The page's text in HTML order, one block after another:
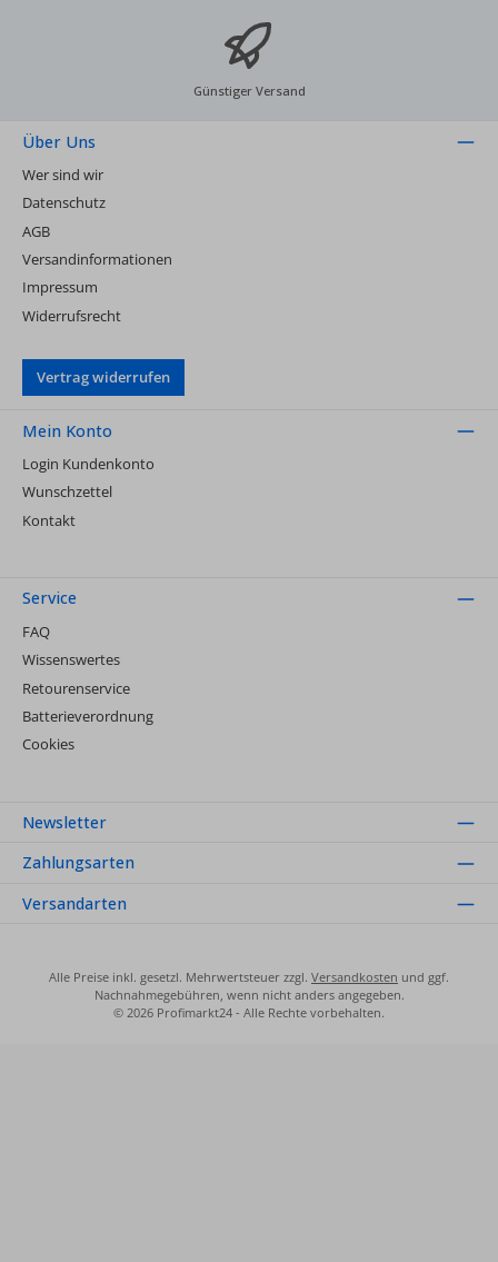
Günstiger Versand
Über Uns
Wer sind wir
Datenschutz
AGB
Versandinformationen
Impressum
Widerrufsrecht
Vertrag widerrufen
Mein Konto
Login Kundenkonto
Wunschzettel
Kontakt
Service
FAQ
Wissenswertes
Retourenservice
Batterieverordnung
Cookies
Newsletter
Zahlungsarten
Versandarten
Alle Preise inkl. gesetzl. Mehrwertsteuer zzgl. Versandkosten und ggf.
Nachnahmegebühren, wenn nicht anders angegeben.
© 2026 Profimarkt24 - Alle Rechte vorbehalten.